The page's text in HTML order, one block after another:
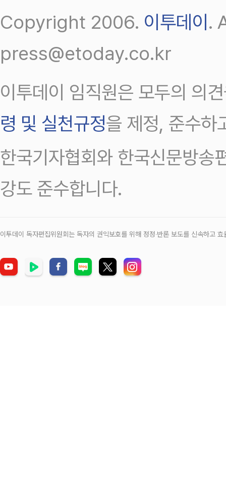
Copyright 2006. 이투데이.
press@etoday.co.kr
이투데이 임직원은 모두의 의
령 및 실천규정을 제정, 준수하
한국기자협회와 한국신문방송
강도 준수합니다.
이투데이 독자편집위원회는 독자의 권익보호를 위해 정정‧반론 보도를 신속하고